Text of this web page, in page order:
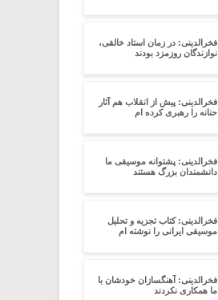
فخرالدینی: در زمان استاد خالقی،
نوازندگان روزمزد بودند
فخرالدینی: پیش از انقلاب هم آثار
حنانه را رهبری کرده ام
فخرالدینی: پشتوانه موسیقی ما
دانشمندان بزرگ هستند
فخرالدینی: کتاب تجزیه و تحلیل
موسیقی ایرانی را نوشته ام
فخرالدینی: آهنگسازان خودشان با
ما همکاری نکردند